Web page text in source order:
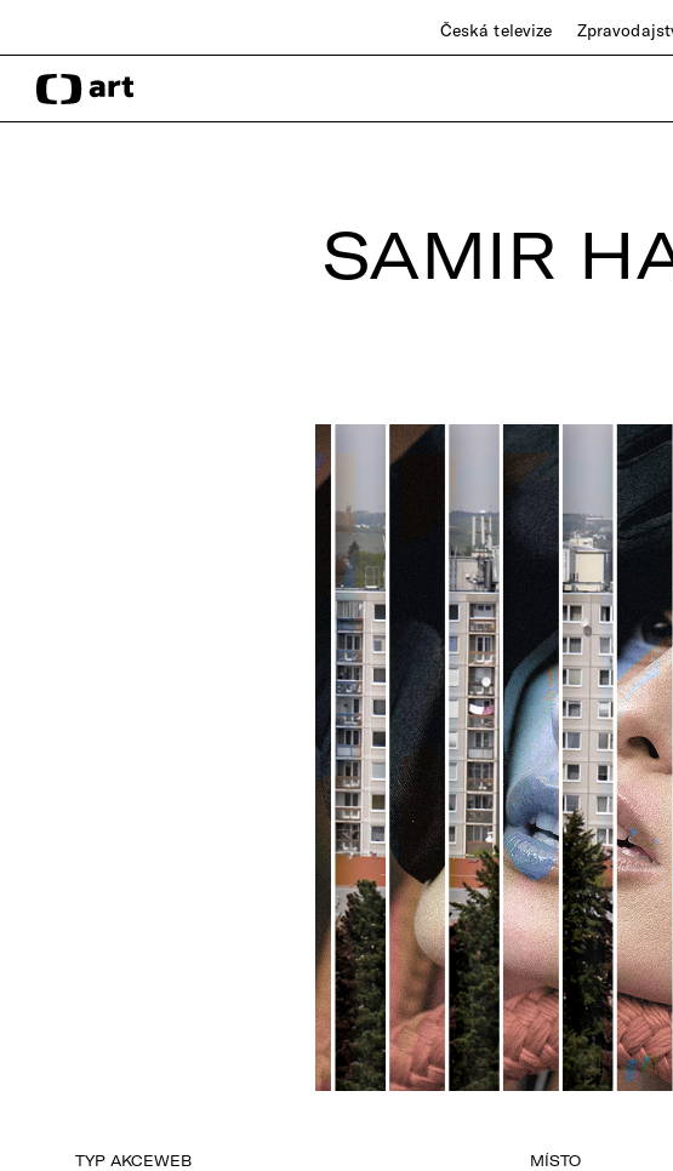
Česká televize
SAMIR
TYP AKCEWEB MÍSTO